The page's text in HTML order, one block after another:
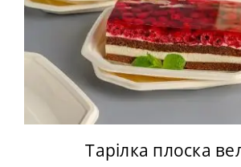
Тарілка плоска